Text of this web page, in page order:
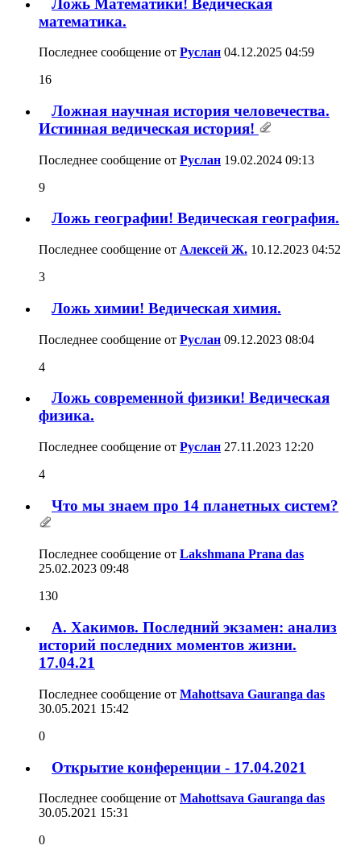
математика.
Последнее сообщение от Руслан 04.12.2025 04:59
16
Ложная научная история человечества.
Истинная ведическая история!
Последнее сообщение от Руслан 19.02.2024 09:13
9
Ложь географии! Ведическая география.
Последнее сообщение от Алексей Ж. 10.12.2023 04:52
3
Ложь химии! Ведическая химия.
Последнее сообщение от Руслан 09.12.2023 08:04
4
Ложь современной физики! Ведическая
физика.
Последнее сообщение от Руслан 27.11.2023 12:20
4
Что мы знаем про 14 планетных систем?
Последнее сообщение от Lakshmana Prana das
25.02.2023 09:48
130
А. Хакимов. Последний экзамен: анализ
историй последних моментов жизни.
17.04.21
Последнее сообщение от Mahottsava Gauranga das
30.05.2021 15:42
0
Открытие конференции - 17.04.2021
Последнее сообщение от Mahottsava Gauranga das
30.05.2021 15:31
0